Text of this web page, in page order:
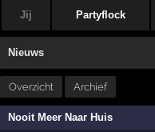
Jij Partyflock
Nieuws
Overzicht Archief
Nooit Meer Naar Huis